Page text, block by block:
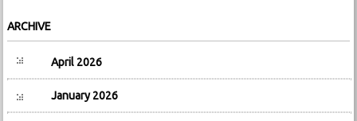
ARCHIVE
April 2026
January 2026